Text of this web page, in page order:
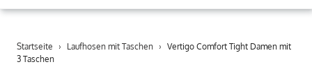
Direkt
zum
Startseite › Laufhosen mit Taschen › Vertigo Comfort Tight Damen mit
3 Taschen